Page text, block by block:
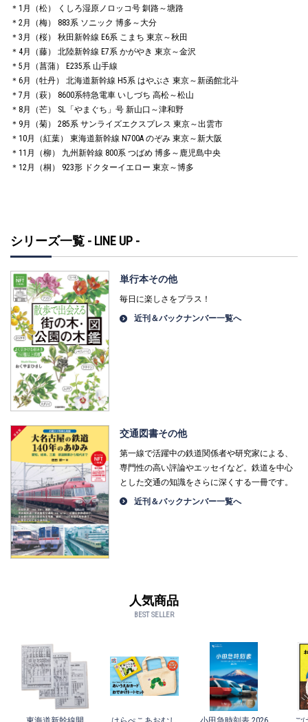
＊1月（松） くしろ湿原ノロッコ号 釧路～塘路
＊2月（梅） 883系 ソニック 博多～大分
＊3月（桜） 秋田新幹線 E6系 こまち 東京～秋田
＊4月（藤） 北陸新幹線 E7系 かがやき 東京～金沢
＊5月（菖蒲） E235系 山手線
＊6月（牡丹） 北海道新幹線 H5系 はやぶさ 東京～新函館北斗
＊7月（萩） 8600系特急電車 いしづち 高松～松山
＊8月（芒） SL「やまぐち」号 新山口～津和野
＊9月（菊） 285系 サンライズエクスプレス 東京～出雲市
＊10月（紅葉） 東海道新幹線 N700A のぞみ 東京～新大阪
＊11月（柳） 九州新幹線 800系 つばめ 博多～鹿児島中央
＊12月（桐） 923形 ドクターイエロー 東京～博多
シリーズ一覧 - LINE UP -
単行本その他
毎日に楽しさをプラス！
近刊＆バックナンバー一覧へ
交通図書その他
第一線で活躍中の鉄道関係者や研究家による、
専門性の高い評論やエッセイなど。鉄道を中心
とした交通の知識をさらに深くする一冊です。
近刊＆バックナンバー一覧へ
人気商品
BEST SELLER